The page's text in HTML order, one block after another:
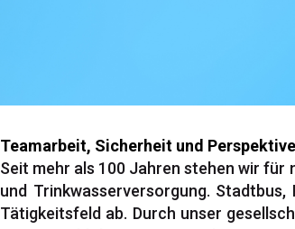
Teamarbeit, Sicherheit und Perspektive
Seit mehr als 100 Jahren stehen wir für
und Trinkwasserversorgung. Stadtbus,
Tätigkeitsfeld ab. Durch unser